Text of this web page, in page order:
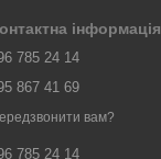
інформація
785 24 14
867 41 69
вам?
785 24 14